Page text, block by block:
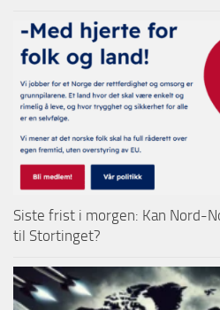
Siste frist i morgen: Kan Nord-
til Stortinget?